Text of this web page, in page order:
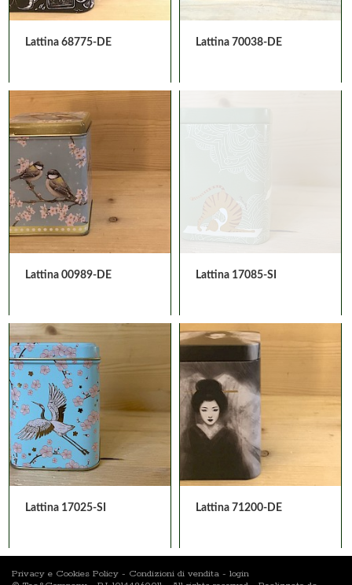
Lattina 68775-DE Lattina 70038-DE
Lattina 00989-DE Lattina 17085-SI
Lattina 17025-SI Lattina 71200-DE
Privacy e Cookies Policy - Condizioni di vendita - login